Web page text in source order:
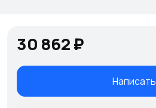
30 862 ₽
Написать